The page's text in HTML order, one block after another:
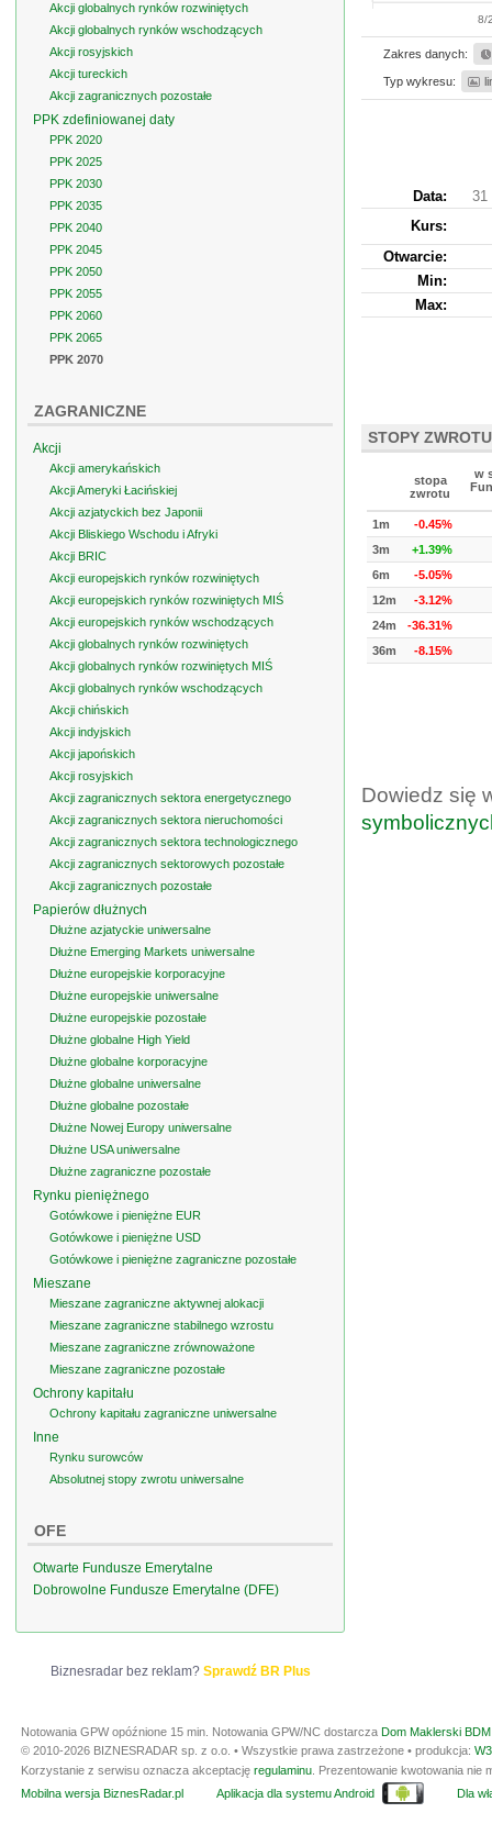
8/
Zakres danych:
Typ wykresu:
Data:
31
Kurs:
Otwarcie:
Min:
Max:
STOPY ZWROTU
stopa
zwrotu
w
1m
-0.45%
3m
+1.39%
6m
-5.05%
12m
-3.12%
24m
-36.31%
36m
-8.15%
Dowiedz się
Akcji globalnych rynków rozwiniętych
Akcji globalnych rynków wschodzących
Akcji rosyjskich
Akcji tureckich
Akcji zagranicznych pozostałe
PPK zdefiniowanej daty
PPK 2020
PPK 2025
PPK 2030
PPK 2035
PPK 2040
PPK 2045
PPK 2050
PPK 2055
PPK 2060
PPK 2065
PPK 2070
ZAGRANICZNE
Akcji
Akcji amerykańskich
Akcji Ameryki Łacińskiej
Akcji azjatyckich bez Japonii
Akcji Bliskiego Wschodu i Afryki
Akcji BRIC
Akcji europejskich rynków rozwiniętych
Akcji europejskich rynków rozwiniętych MIŚ
Akcji europejskich rynków wschodzących
Akcji globalnych rynków rozwiniętych
Akcji globalnych rynków rozwiniętych MIŚ
Akcji globalnych rynków wschodzących
Akcji chińskich
Akcji indyjskich
Akcji japońskich
Akcji rosyjskich
Akcji zagranicznych sektora energetycznego
Akcji zagranicznych sektora nieruchomości
Akcji zagranicznych sektora technologicznego
Akcji zagranicznych sektorowych pozostałe
Akcji zagranicznych pozostałe
Papierów dłużnych
Dłużne azjatyckie uniwersalne
Dłużne Emerging Markets uniwersalne
Dłużne europejskie korporacyjne
Dłużne europejskie uniwersalne
Dłużne europejskie pozostałe
Dłużne globalne High Yield
Dłużne globalne korporacyjne
Dłużne globalne uniwersalne
Dłużne globalne pozostałe
Dłużne Nowej Europy uniwersalne
Dłużne USA uniwersalne
Dłużne zagraniczne pozostałe
Rynku pieniężnego
Gotówkowe i pieniężne EUR
Gotówkowe i pieniężne USD
Gotówkowe i pieniężne zagraniczne pozostałe
Mieszane
Mieszane zagraniczne aktywnej alokacji
Mieszane zagraniczne stabilnego wzrostu
Mieszane zagraniczne zrównoważone
Mieszane zagraniczne pozostałe
Ochrony kapitału
Ochrony kapitału zagraniczne uniwersalne
Inne
Rynku surowców
Absolutnej stopy zwrotu uniwersalne
OFE
Otwarte Fundusze Emerytalne
Dobrowolne Fundusze Emerytalne (DFE)
Biznesradar bez reklam? Sprawdź BR Plus
Notowania GPW opóźnione 15 min. Notowania GPW/NC dostarcza Dom Maklerski
© 2010-2026 BIZNESRADAR sp. z o.o. • Wszystkie prawa zastrzeżone • produkcja:
Korzystanie z serwisu oznacza akceptację regulaminu . Prezentowanie kwotowania
Mobilna wersja BiznesRadar.pl
Aplikacja dla systemu Android Dla